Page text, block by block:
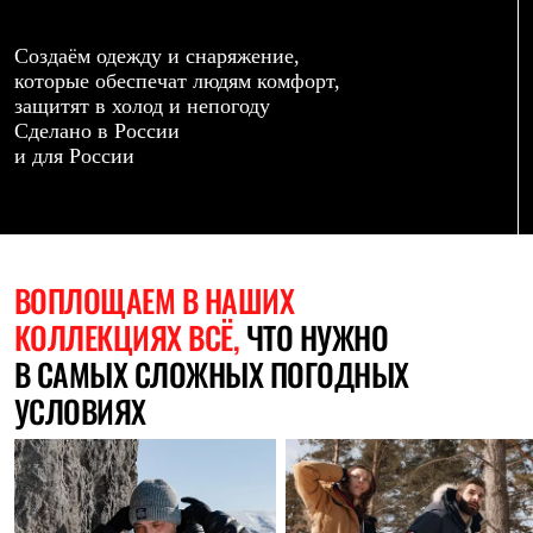
Среднее термобелье
Легкое термобелье
Лёгкая одежда
Футболки
Рубашки
Толстовки
Женская одежда
Брюки
Жилеты
Утепленная синтетикой
Куртки
Брюки
Штормовая одежда
Куртки
Софтшелл одежда
Куртки
Брюки
Лёгкая одежда
Создаём одежду и снаряжение,
которые обеспечат людям комфорт,
защитят в холод и непогоду
Сделано в России
и для России
ВОПЛОЩАЕМВ НАШИХ
КОЛЛЕКЦИЯХ ВСЁ,ЧТО НУЖНО
В САМЫХ СЛОЖНЫХ ПОГОДНЫХ
УСЛОВИЯХ